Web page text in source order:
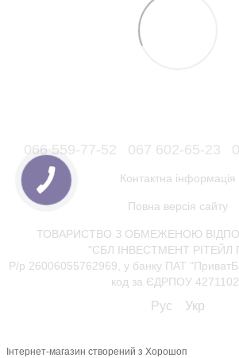
066 559-77-52 067 602-65-23
Контактна інформація
Повна версія сайту
ТОВАРИСТВО З ОБМЕЖЕНОЮ
"СБЛ ІНВЕСТМЕНТ РІТЕЙЛ
Р/р 26006055762969, у банку ПАТ
код за ЄДРПОУ
Рус Укр
Інтернет-магазин створений з Хорошоп